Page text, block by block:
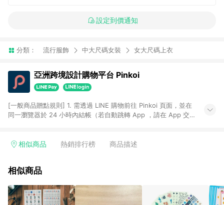
設定到價通知
分類： 流行服飾 中大尺碼女裝 女大尺碼上衣
亞洲跨境設計購物平台 Pinkoi
[一般商品贈點規則] 1. 需透過 LINE 購物前往 Pinkoi 頁面，並在
同一瀏覽器於 24 小時內結帳（若自動跳轉 App ，請在 App 交
回饋訂單不得享有 Pinkoi 站方優惠，例如首購優惠，P coins，
行為，不具贈點資格，部分退款不在此限。 6. APP 請更新至
貨後 45 天後發送。 8. 群眾募資商品，禮物卡，開館保證金，補
運費，攤位費等不具贈點資格。 9. LINE 購物站上之商品規格、
相似商品 熱銷排行榜 商品描述
相似商品